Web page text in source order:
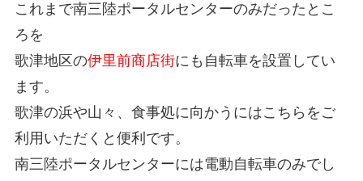
これまで南三陸ポータルセンターのみだったとこ
ろを
歌津地区の伊里前商店街にも自転車を設置してい
ます。
歌津の浜や山々、食事処に向かうにはこちらをご
利用いただくと便利です。
南三陸ポータルセンターには電動自転車のみでし